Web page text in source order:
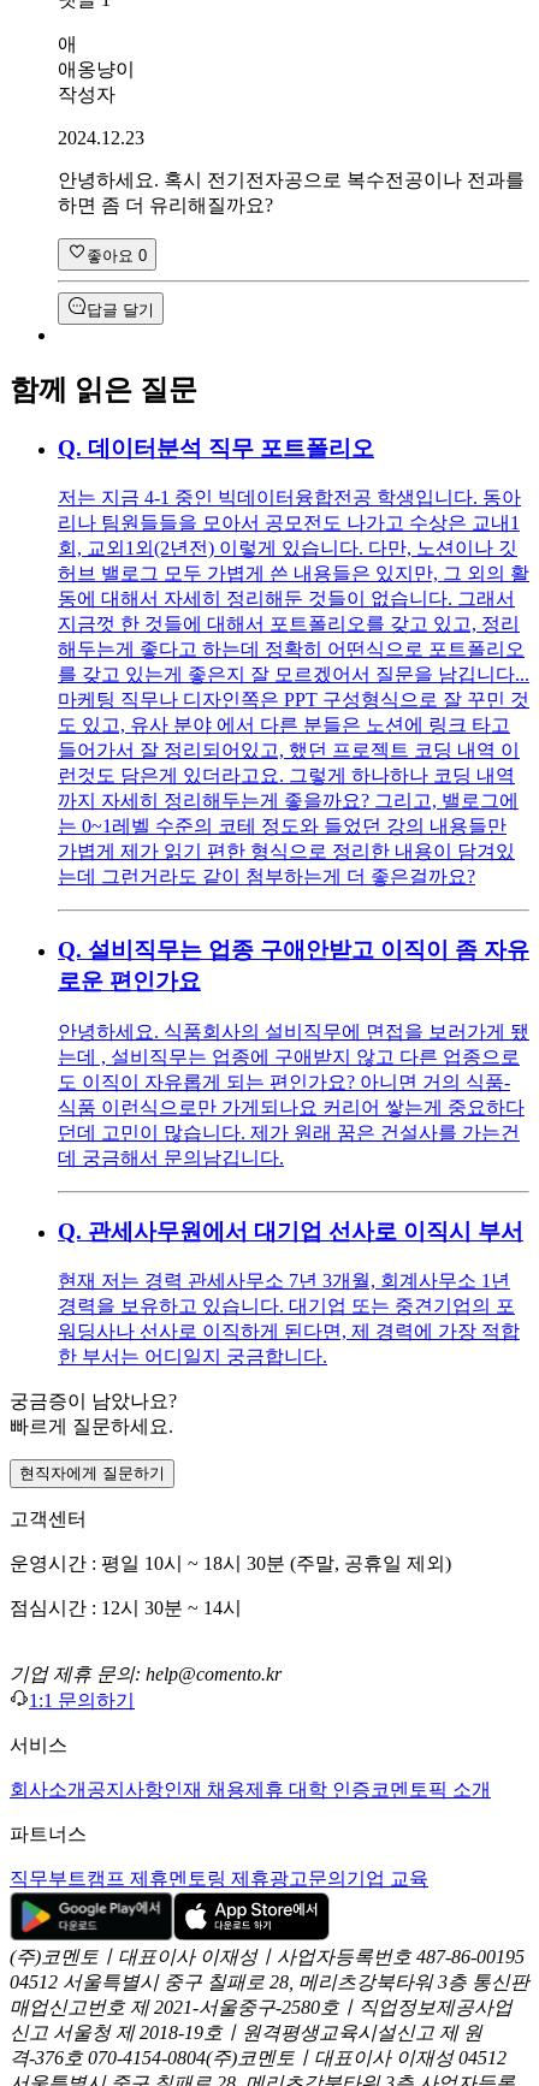
애
애옹냥이
작성자
2024.12.23
안녕하세요. 혹시 전기전자공으로 복수전공이나 전과를
하면 좀 더 유리해질까요?
좋아요 0
답글 달기
함께 읽은 질문
Q. 데이터분석 직무 포트폴리오
저는 지금 4-1 중인 빅데이터융합전공 학생입니다. 동아
리나 팀원들들을 모아서 공모전도 나가고 수상은 교내1
회, 교외1외(2년전) 이렇게 있습니다. 다만, 노션이나 깃
허브 밸로그 모두 가볍게 쓴 내용들은 있지만, 그 외의 활
동에 대해서 자세히 정리해둔 것들이 없습니다. 그래서
지금껏 한 것들에 대해서 포트폴리오를 갖고 있고, 정리
해두는게 좋다고 하는데 정확히 어떤식으로 포트폴리오
를 갖고 있는게 좋은지 잘 모르겠어서 질문을 남깁니다...
마케팅 직무나 디자인쪽은 PPT 구성형식으로 잘 꾸민 것
도 있고, 유사 분야 에서 다른 분들은 노션에 링크 타고
들어가서 잘 정리되어있고, 했던 프로젝트 코딩 내역 이
런것도 담은게 있더라고요. 그렇게 하나하나 코딩 내역
까지 자세히 정리해두는게 좋을까요? 그리고, 밸로그에
는 0~1레벨 수준의 코테 정도와 들었던 강의 내용들만
가볍게 제가 읽기 편한 형식으로 정리한 내용이 담겨있
는데 그런거라도 같이 첨부하는게 더 좋은걸까요?
Q. 설비직무는 업종 구애안받고 이직이 좀 자유
로운 편인가요
안녕하세요. 식품회사의 설비직무에 면접을 보러가게 됐
는데 , 설비직무는 업종에 구애받지 않고 다른 업종으로
도 이직이 자유롭게 되는 편인가요? 아니면 거의 식품-
식품 이런식으로만 가게되나요 커리어 쌓는게 중요하다
던데 고민이 많습니다. 제가 원래 꿈은 건설사를 가는건
데 궁금해서 문의남깁니다.
Q. 관세사무원에서 대기업 선사로 이직시 부서
현재 저는 경력 관세사무소 7년 3개월, 회계사무소 1년
경력을 보유하고 있습니다. 대기업 또는 중견기업의 포
워딩사나 선사로 이직하게 된다면, 제 경력에 가장 적합
한 부서는 어디일지 궁금합니다.
궁금증이 남았나요?
빠르게 질문하세요.
현직자에게 질문하기
고객센터
운영시간 : 평일 10시 ~ 18시 30분 (주말, 공휴일 제외)
점심시간 : 12시 30분 ~ 14시
기업 제휴 문의: help@comento.kr
1:1 문의하기
서비스
회사소개 공지사항인재 채용제휴 대학 인증코멘토픽 소개
파트너스
직무부트캠프 제휴멘토링 제휴광고문의 기업 교육
(주)코멘토ㅣ대표이사 이재성ㅣ사업자등록번호 487-86-00195
04512 서울특별시 중구 칠패로 28, 메리츠강북타워 3층 통신판
매업신고번호 제 2021-서울중구-2580호ㅣ직업정보제공사업
신고 서울청 제 2018-19호ㅣ원격평생교육시설신고 제 원
격-376호 070-4154-0804(주)코멘토ㅣ대표이사 이재성 04512